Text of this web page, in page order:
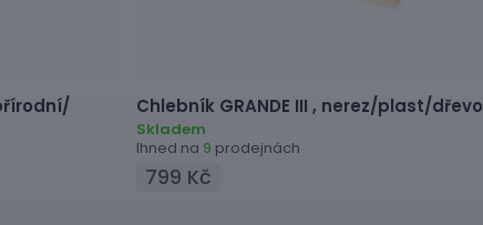
Chlebník GRANDE III , nerez/plast/dřevo
Skladem
Ihned na 9 prodejnách
799 Kč